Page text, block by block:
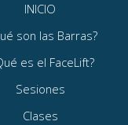
INICIO
son las Barras?
es el FaceLift?
Sesiones
Clases